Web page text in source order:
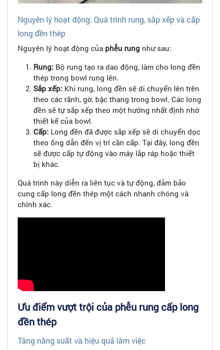
Nguyên lý hoạt động: Quá trình rung, sắp xếp và cấp
long đền thép
Nguyên lý hoạt động của phễu rung như sau:
Rung: Bộ rung tạo ra dao động, làm cho long đền
thép trong bowl rung lên.
Sắp xếp: Khi rung, long đền sẽ di chuyển lên trên
theo các rãnh, gờ, bậc thang trong bowl. Các long
đền sẽ tự sắp xếp theo một hướng nhất định nhờ
thiết kế của bowl.
Cấp: Long đền đã được sắp xếp sẽ di chuyển dọc
theo ống dẫn đến vị trí cần cấp. Tại đây, long đền
sẽ được cấp tự động vào máy lắp ráp hoặc thiết
bị khác.
Quá trình này diễn ra liên tục và tự động, đảm bảo
cung cấp long đền thép một cách nhanh chóng và
chính xác.
Ưu điểm vượt trội của phễu rung cấp long
đền thép
Tăng năng suất và hiệu quả làm việc